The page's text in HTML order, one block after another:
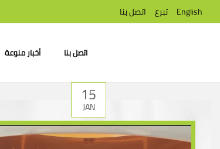
اتصل بنا تبرع English
أخبار منوعة اتصل بنا
15
JAN